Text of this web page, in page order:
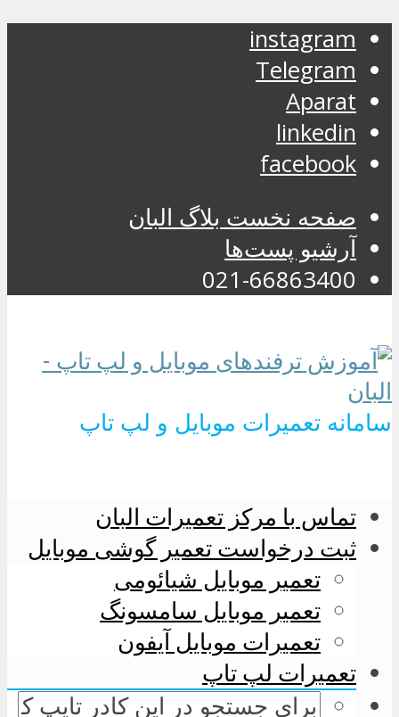
instagram
Telegram
Aparat
linkedin
facebook
صفحه نخست بلاگ البان
آرشیو پست‌ها
021-66863400
سامانه تعمیرات موبایل و لپ تاپ
تماس با مرکز تعمیرات البان
ثبت درخواست تعمیر گوشی موبایل
تعمیر موبایل شیائومی
تعمیر موبایل سامسونگ
تعمیرات موبایل آیفون
تعمیرات لپ تاپ